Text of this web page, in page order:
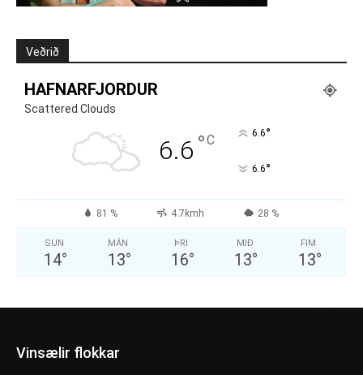
Veðrið
HAFNARFJORDUR
Scattered Clouds
6.6 °C 6.6°
6.6°
81 % 4.7kmh 28 %
SUN
14°
MÁN
13°
ÞRI
16°
MIÐ
13°
FIM
13°
Vinsælir flokkar